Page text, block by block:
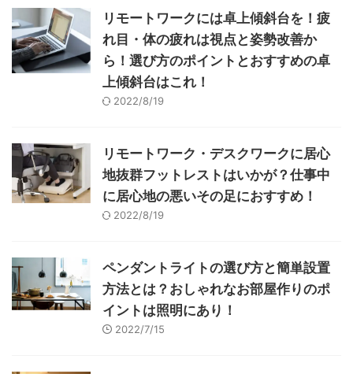
リモートワークには卓上傾斜台を！疲
れ目・体の疲れは視点と姿勢改善か
ら！選び方のポイントとおすすめの卓
上傾斜台はこれ！
2022/8/19
リモートワーク・デスクワークに居心
地抜群フットレストはいかが？仕事中
に居心地の悪いその足におすすめ！
2022/8/19
ペンダントライトの選び方と簡単設置
方法とは？おしゃれなお部屋作りのポ
イントは照明にあり！
2022/7/15